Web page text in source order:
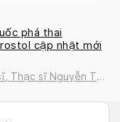
phá thai
cập nhật mới
Thạc sĩ Nguyễn Thị